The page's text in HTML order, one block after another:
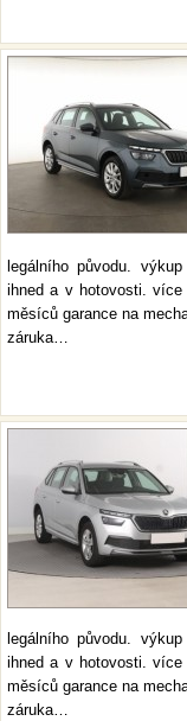
legálního původu.
ihned a v hotovosti.
měsíců garance na
záruka…
legálního původu.
ihned a v hotovosti.
měsíců garance na
záruka…